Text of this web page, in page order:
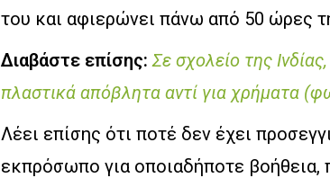
του και αφιερώνει πάνω από 50 ώρες
Διαβάστε επίσης: Σε σχολείο της
πλαστικά απόβλητα αντί για χρήματα
Λέει επίσης ότι ποτέ δεν έχει
εκπρόσωπο για οποιαδήποτε βοήθεια,